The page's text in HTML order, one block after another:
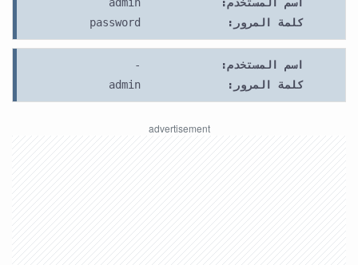
كلمة المرور:
password
اسم المستخدم:
-
كلمة المرور:
admin